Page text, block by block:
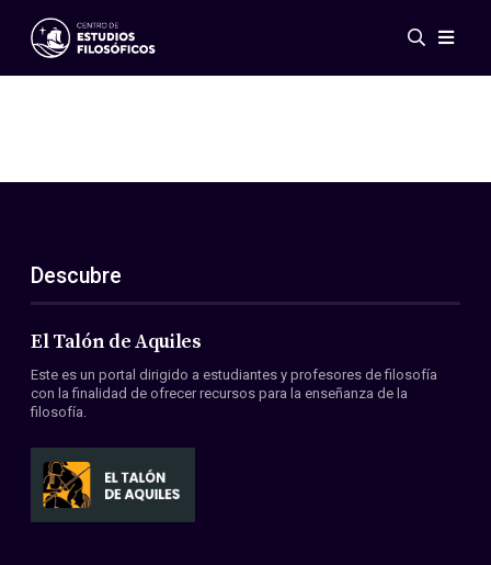
Eventos
ES
EN
Acerca de nosotros
Miembros
Convenios
Descubre
El Talón de Aquiles
Este es un portal dirigido a estudiantes y profesores de filosofía
con la finalidad de ofrecer recursos para la enseñanza de la
filosofía.